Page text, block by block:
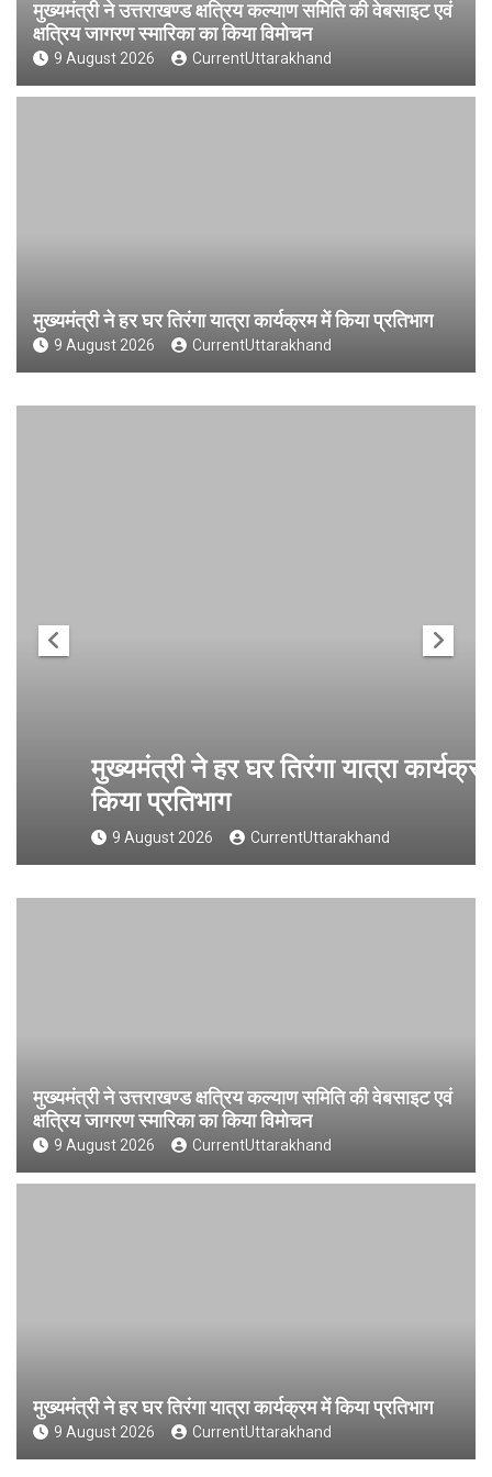
मुख्यमंत्री ने उत्तराखण्ड क्षत्रिय कल्याण समिति की वेबसाइट एवं
क्षत्रिय जागरण स्मारिका का किया विमोचन
9 August 2026 CurrentUttarakhand
मुख्यमंत्री ने हर घर तिरंगा यात्रा कार्यक्रम में किया प्रतिभाग
9 August 2026 CurrentUttarakhand
मुख्यमंत्री ने हर घर तिरंगा यात्रा कार्यक्रम में
किया प्रतिभाग
9 August 2026 CurrentUttarakhand
मुख्यमंत्री ने उत्तराखण्ड क्षत्रिय कल्याण समिति की वेबसाइट एवं
क्षत्रिय जागरण स्मारिका का किया विमोचन
9 August 2026 CurrentUttarakhand
मुख्यमंत्री ने हर घर तिरंगा यात्रा कार्यक्रम में किया प्रतिभाग
9 August 2026 CurrentUttarakhand